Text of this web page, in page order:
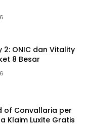
2: ONIC dan Vitality
8 Besar
of Convallaria per
Klaim Luxite Gratis